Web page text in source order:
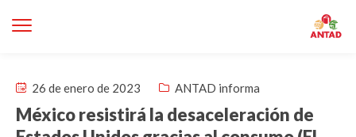
26 de enero de 2023 ANTAD informa
México resistirá la desaceleración de